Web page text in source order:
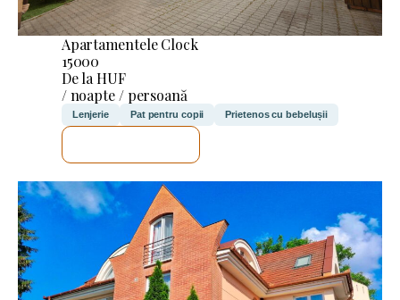
Apartamentele Clock
15000
De la HUF
/ noapte / persoană
Lenjerie Pat pentru copii Prietenos cu bebelușii